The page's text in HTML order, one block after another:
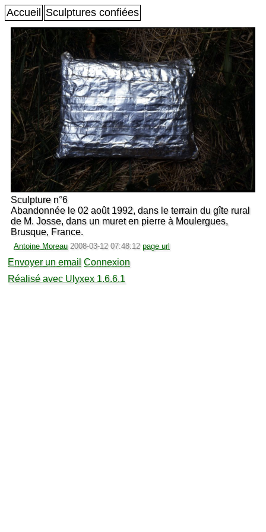
Accueil Sculptures confiées
Sculpture n°6
Abandonnée le 02 août 1992, dans le terrain du gîte rural
de M. Josse, dans un muret en pierre à Moulergues,
Brusque, France.
Antoine Moreau 2008-03-12 07:48:12 page url
Envoyer un email Connexion
Réalisé avec Ulyxex 1.6.6.1